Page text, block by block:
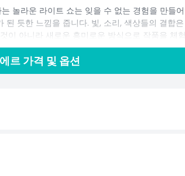
놀라운 라이트 쇼는 잊을 수 없는 경험을 만들
된 듯한 느낌을 줍니다. 빛, 소리, 색상들의 결합
이 아니라 새로운 흥미로운 방식으로 작품을 체
대한 작품들과 연결되고 싶은 모든 이에게 완벽
술의 융합을 만들어냅니다.
르 가격 및 옵션